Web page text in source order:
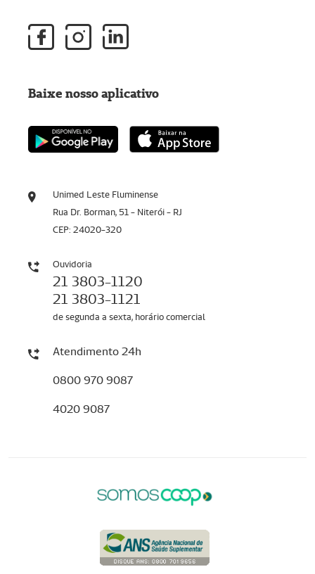
Unimed Leste Fluminense
Rua Dr. Borman, 51 - Niterói - RJ
CEP: 24020-320
Ouvidoria
21 3803-1120
21 3803-1121
de segunda a sexta, horário comercial
Atendimento 24h
0800 970 9087
4020 9087
Baixe nosso aplicativo